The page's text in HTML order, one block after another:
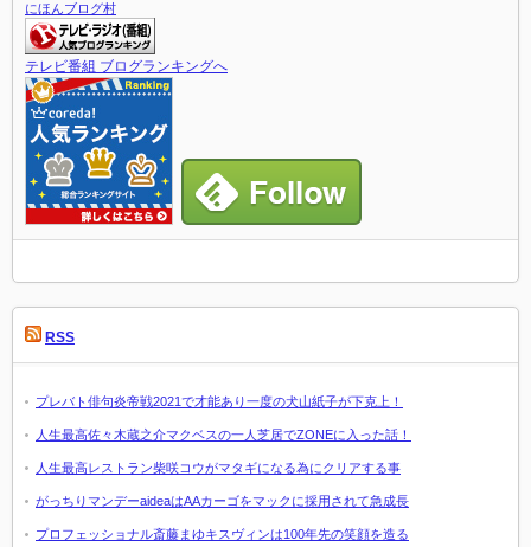
にほんブログ村
テレビ番組 ブログランキングへ
RSS
プレバト俳句炎帝戦2021で才能あり一度の犬山紙子が下克上！
人生最高佐々木蔵之介マクベスの一人芝居でZONEに入った話！
人生最高レストラン柴咲コウがマタギになる為にクリアする事
がっちりマンデーaideaはAAカーゴをマックに採用されて急成長
プロフェッショナル斎藤まゆキスヴィンは100年先の笑顔を造る